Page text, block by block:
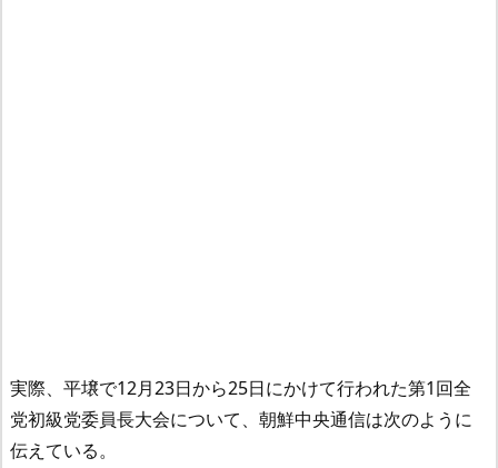
実際、平壌で12月23日から25日にかけて行われた第1回全
党初級党委員長大会について、朝鮮中央通信は次のように
伝えている。